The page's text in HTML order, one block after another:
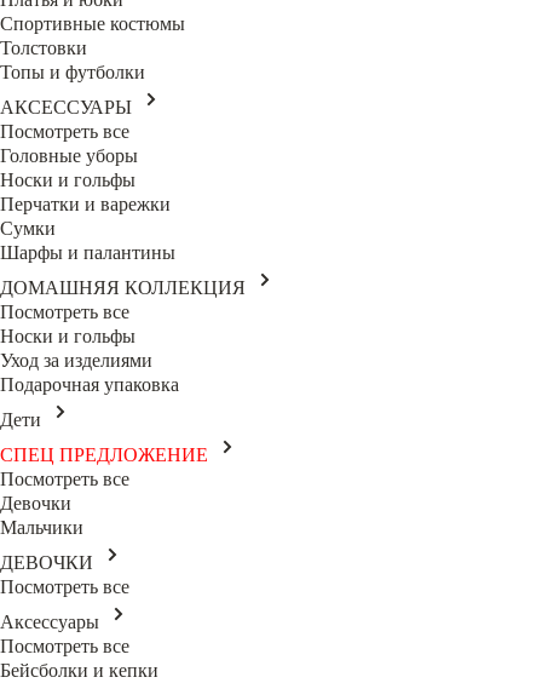
Спортивные костюмы
Толстовки
Топы и футболки
АКСЕССУАРЫ
Посмотреть все
Головные уборы
Носки и гольфы
Перчатки и варежки
Сумки
Шарфы и палантины
ДОМАШНЯЯ КОЛЛЕКЦИЯ
Посмотреть все
Носки и гольфы
Уход за изделиями
Подарочная упаковка
Дети
СПЕЦ ПРЕДЛОЖЕНИЕ
Посмотреть все
Девочки
Мальчики
ДЕВОЧКИ
Посмотреть все
Аксессуары
Посмотреть все
Бейсболки и кепки